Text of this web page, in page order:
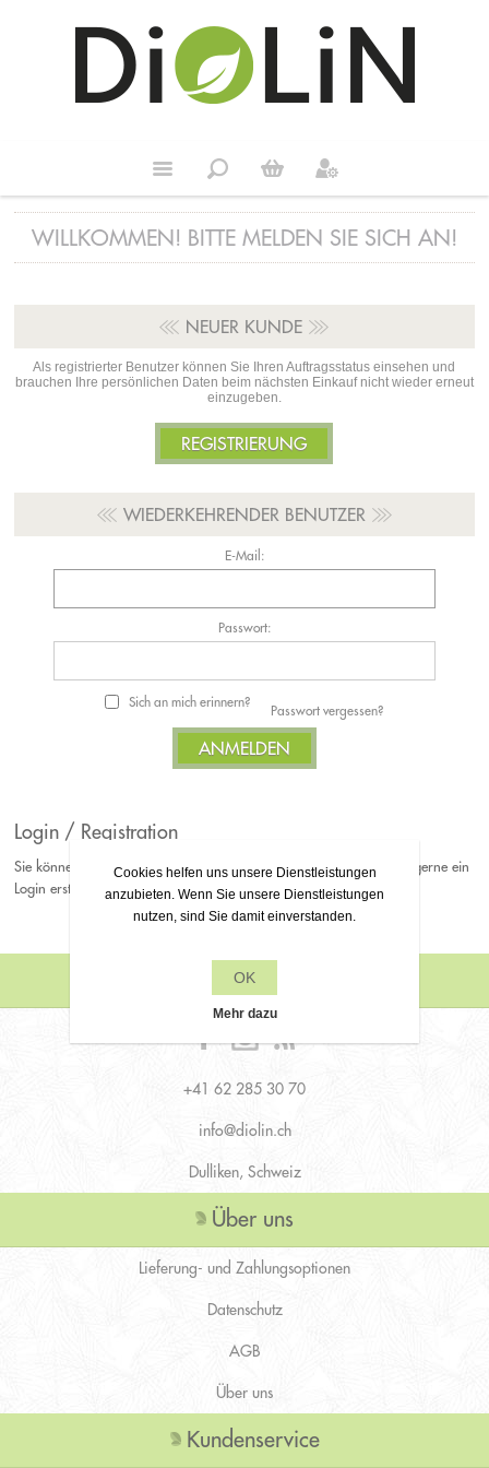
WILLKOMMEN! BITTE MELDEN SIE SICH AN!
NEUER KUNDE
Als registrierter Benutzer können Sie Ihren Auftragsstatus einsehen und
brauchen Ihre persönlichen Daten beim nächsten Einkauf nicht wieder erneut
einzugeben.
WIEDERKEHRENDER BENUTZER
E-Mail:
Passwort:
Sich an mich erinnern?
Passwort vergessen?
Login / Registration
Sie können Ihre Bestellungen jederzeit als Gast platzieren. Falls Sie gerne ein
Login erstellen möchten, können Sie sich gerne bei uns Registrieren.
Kontaktiere uns
+41 62 285 30 70
info@diolin.ch
Dulliken, Schweiz
Über uns
Lieferung- und Zahlungsoptionen
Datenschutz
AGB
Über uns
Kundenservice
Cookies helfen uns unsere Dienstleistungen
anzubieten. Wenn Sie unsere Dienstleistungen
nutzen, sind Sie damit einverstanden.
OK
Mehr dazu